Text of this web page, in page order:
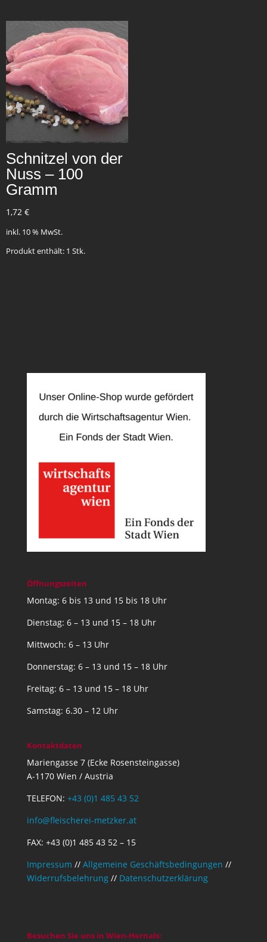
Schnitzel von der
Nuss – 100
Gramm
1,72 €
inkl. 10 % MwSt.
Produkt enthält: 1 Stk.
Öffnungszeiten
Montag: 6 bis 13 und 15 bis 18 Uhr
Dienstag: 6 – 13 und 15 – 18 Uhr
Mittwoch: 6 – 13 Uhr
Donnerstag: 6 – 13 und 15 – 18 Uhr
Freitag: 6 – 13 und 15 – 18 Uhr
Samstag: 6.30 – 12 Uhr
Kontaktdaten
Mariengasse 7 (Ecke Rosensteingasse)
A-1170 Wien / Austria
TELEFON: +43 (0)1 485 43 52
info@fleischerei-metzker.at
FAX: +43 (0)1 485 43 52 – 15
Impressum // Allgemeine Geschäftsbedingungen //
Widerrufsbelehrung// Datenschutzerklärung
Besuchen Sie uns in Wien-Hernals: